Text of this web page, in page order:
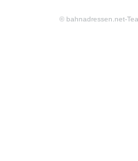
© bahnadressen.net-